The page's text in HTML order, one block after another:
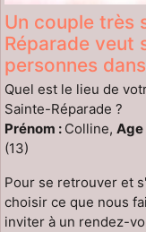
Un couple très
Réparade veut
personnes
Quel est le lieu de
Sainte-Réparade ?
Prénom : Colline, Age
(13)
Pour se retrouver et
choisir ce que nous
inviter à un rendez-